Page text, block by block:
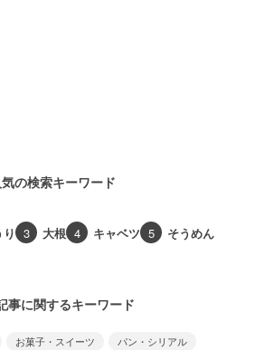
気の検索キーワード
3 大根 4 キャベツ 5 そうめん
事に関するキーワード
お菓子・スイーツ
パン・シリアル